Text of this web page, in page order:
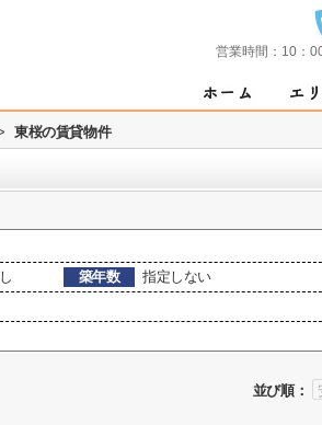
営業時間： 10：
東桜の賃貸物件
築年数
指定しない
並び順：